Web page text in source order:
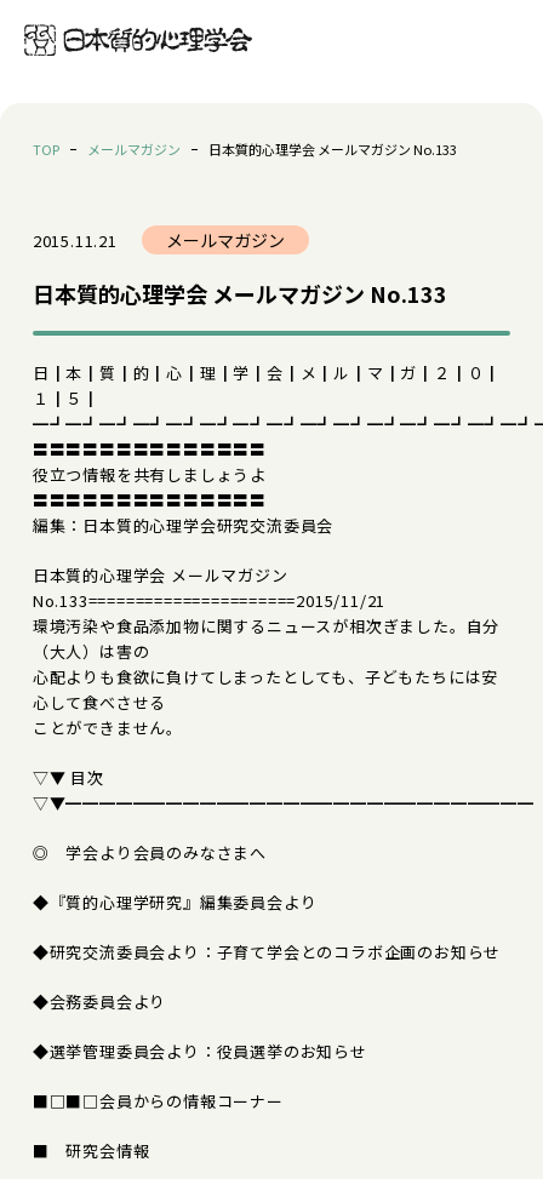
TOP メールマガジン 日本質的心理学会 メールマガジン No.133
2015.11.21 メールマガジン
日本質的心理学会 メールマガジン No.133
日┃本┃質┃的┃心┃理┃学┃会┃メ┃ル┃マ┃ガ┃２┃０┃
１┃５┃
〓〓〓〓〓〓〓〓〓〓〓〓〓〓
役立つ情報を共有しましょうよ
〓〓〓〓〓〓〓〓〓〓〓〓〓〓
編集：日本質的心理学会研究交流委員会
日本質的心理学会 メールマガジン
No.133======================2015/11/21
環境汚染や食品添加物に関するニュースが相次ぎました。自分
（大人）は害の
心配よりも食欲に負けてしまったとしても、子どもたちには安
心して食べさせる
ことができません。
▽▼ 目次
▽▼━━━━━━━━━━━━━━━━━━━━━━━━━━━━
◎ 学会より会員のみなさまへ
◆『質的心理学研究』編集委員会より
◆研究交流委員会より：子育て学会とのコラボ企画のお知らせ
◆会務委員会より
◆選挙管理委員会より：役員選挙のお知らせ
■□■□会員からの情報コーナー
■ 研究会情報